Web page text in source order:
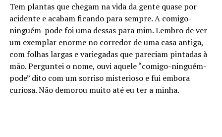
Tem plantas que chegam na vida da gente quase por
acidente e acabam ficando para sempre. A comigo-
ninguém-pode foi uma dessas para mim. Lembro de ver
um exemplar enorme no corredor de uma casa antiga,
com folhas largas e variegadas que pareciam pintadas à
mão. Perguntei o nome, ouvi aquele “comigo-ninguém-
pode” dito com um sorriso misterioso e fui embora
curiosa. Não demorou muito até eu ter a minha.